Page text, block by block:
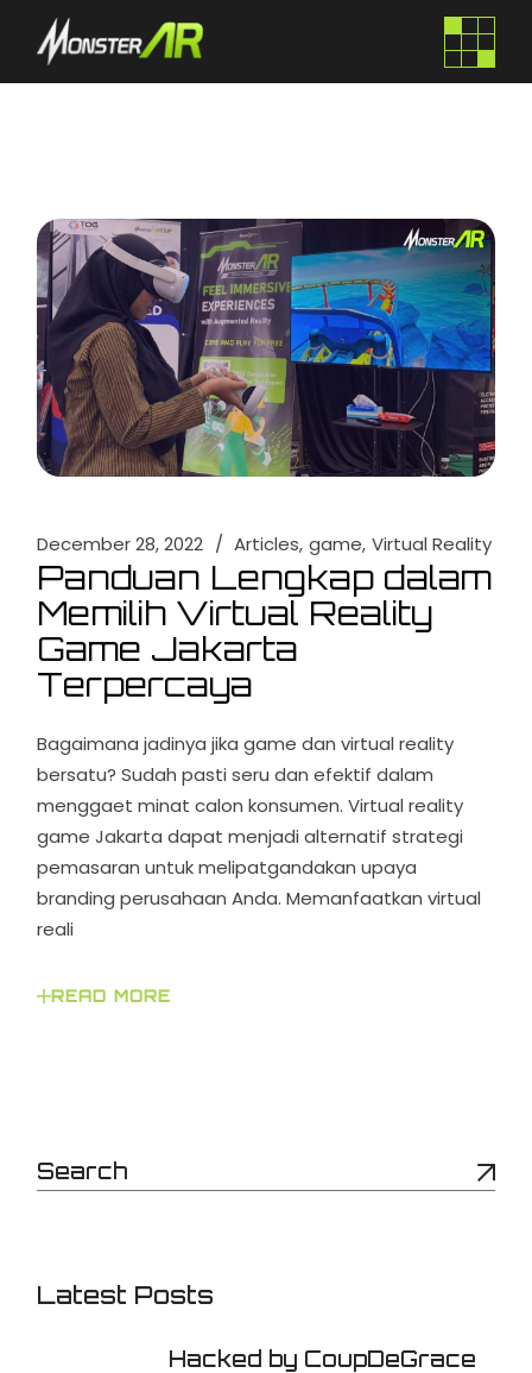
December 28, 2022 Articles game Virtual Reality
Panduan Lengkap dalam
Memilih Virtual Reality
Game Jakarta
Terpercaya
Bagaimana jadinya jika game dan virtual reality
bersatu? Sudah pasti seru dan efektif dalam
menggaet minat calon konsumen. Virtual reality
game Jakarta dapat menjadi alternatif strategi
pemasaran untuk melipatgandakan upaya
branding perusahaan Anda. Memanfaatkan virtual
reali
READ MORE
Latest Posts
Hacked by CoupDeGrace